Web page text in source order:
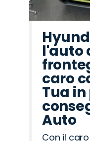
l'auto
caro
Tua
Auto
Con il